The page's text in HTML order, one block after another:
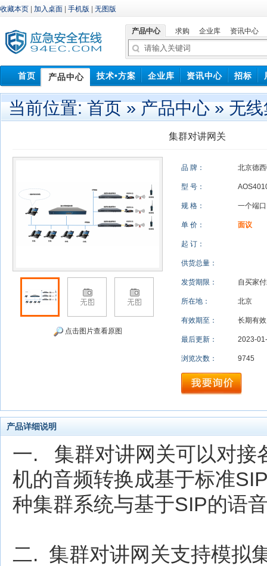
收藏本页 加入桌面 手机版 无图版
产品中心 求购 企业库 资讯中心
首页 产品中心 技术•方案 企业库 资讯中心 招标
中标信息
当前位置:首页»产品中心»无
集群对讲网关
点击图片查看原图
品 牌： 北京德
型 号：
规 格： 一个端
单 价： 面议
起 订：
供货总量：
发货期限： 自买家
所在地： 北京
有效期至： 长期有效
最后更新： 2023-
浏览次数： 9745
产品详细说明
一. 集群对讲网关可以对接
机的音频转换成基于标准
种集群系统与基于SIP的语
二. 集群对讲网关支持模拟